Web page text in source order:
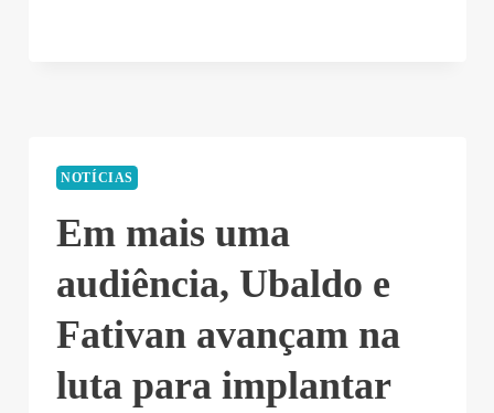
NOTÍCIAS
Em mais uma
audiência, Ubaldo e
Fativan avançam na
luta para implantar